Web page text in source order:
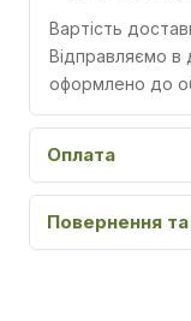
Вартість
Відправляємо в
оформлено до
Оплата
Повернення